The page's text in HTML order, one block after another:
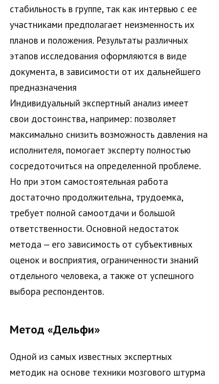
стабильность в группе, так как интервью с ее
участниками предполагает неизменность их
планов и положения. Результаты различных
этапов исследования оформляются в виде
документа, в зависимости от их дальнейшего
предназначения
Индивидуальный экспертный анализ имеет
свои достоинства, например: позволяет
максимально снизить возможность давления на
исполнителя, помогает эксперту полностью
сосредоточиться на определенной проблеме.
Но при этом самостоятельная работа
достаточно продолжительна, трудоемка,
требует полной самоотдачи и большой
ответственности. Основной недостаток
метода — его зависимость от субъективных
оценок и восприятия, ограниченности знаний
отдельного человека, а также от успешного
выбора респондентов.
Метод «Дельфи»
Одной из самых известных экспертных
методик на основе техники мозгового штурма